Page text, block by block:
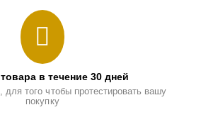
в течение 30 дней
для того чтобы протестировать вашу
покупку